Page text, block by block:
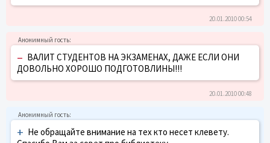
20.01.2010 00:54
– ВАЛИТ СТУДЕНТОВ НА ЭКЗАМЕНАХ, ДАЖЕ ЕСЛИ ОНИ
ДОВОЛЬНО ХОРОШО ПОДГОТОВЛИНЫ!!!
20.01.2010 00:48
+ Не обращайте внимание на тех кто несет клевету.